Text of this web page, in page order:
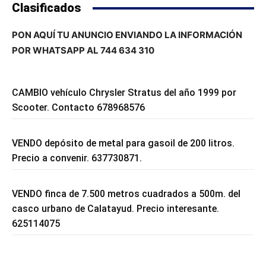
Clasificados
PON AQUÍ TU ANUNCIO ENVIANDO LA INFORMACIÓN
POR WHATSAPP AL 744 634 310
CAMBIO vehículo Chrysler Stratus del año 1999 por
Scooter. Contacto 678968576
VENDO depósito de metal para gasoil de 200 litros.
Precio a convenir. 637730871.
VENDO finca de 7.500 metros cuadrados a 500m. del
casco urbano de Calatayud. Precio interesante.
625114075